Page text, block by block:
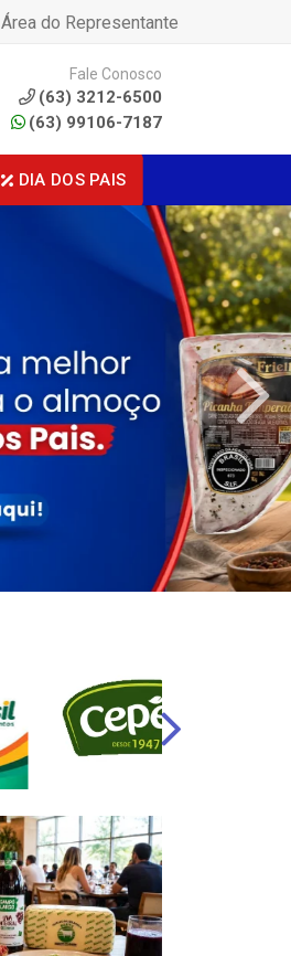
Área do Representante
Fale Conosco
(63) 3212-6500
(63) 99106-7187
DIA DOS PAIS